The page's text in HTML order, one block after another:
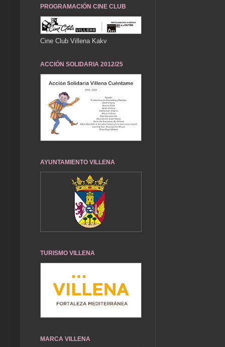
PROGRAMACIÓN CINE CLUB
Cine Club Villena Kakv
ACCIÓN SOLIDARIA 2012/25
AYUNTAMIENTO VILLENA
TURISMO VILLENA
MARCA VILLENA